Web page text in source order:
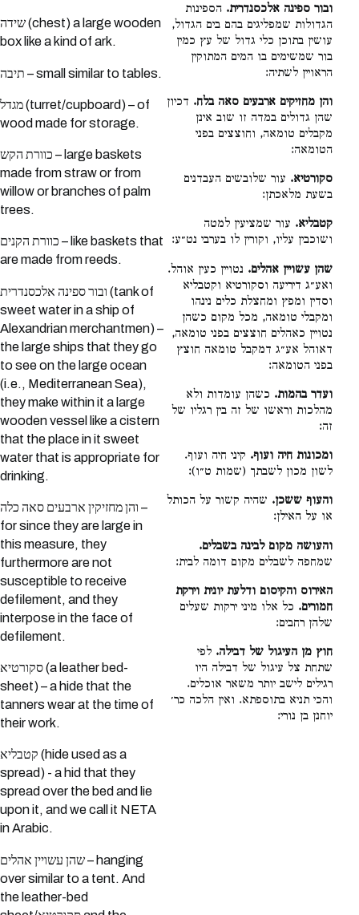
שידה (chest) a large wooden
box like a kind of ark.
תיבה – small similar to tables.
מגדל (turret/cupboard) – of
wood made for storage.
כוורת הקש – large baskets
made from straw or from
willow or branches of palm
trees.
כוורת הקנים – like baskets that
are made from reeds.
ובור ספינה אלכסנדרית (tank of
sweet water in a ship of
Alexandrian merchantmen) –
the large ships that they go
to see on the large ocean
(i.e., Mediterranean Sea),
they make within it a large
wooden vessel like a cistern
that the place in it sweet
water that is appropriate for
drinking.
והן מחזיקין ארבעים סאה כלה –
for since they are large in
this measure, they
furthermore are not
susceptible to receive
defilement, and they
interpose in the face of
defilement.
סקורטיא (a leather bed-
sheet) – a hide that the
tanners wear at the time of
their work.
קטבליא (hide used as a
spread) - a hid that they
spread over the bed and lie
upon it, and we call it NETA
in Arabic.
שהן עשויין אהלים – hanging
over similar to a tent. And
the leather-bed
ובור ספינה אלכסנדרית. הספינות
הגדולות שמפליגים בהם בים הגדול,
עושין בתוכן כלי גדול של עץ כמין
בור שמשימים בו המים המתוקין
הראויין לשתיה:
והן מחזיקים ארבעים סאה בלח. דכיון
שהן גדולים במדה זו שוב אינן
מקבלים טומאה, וחוצצים בפני
הטומאה:
סקורטיא. עור שלובשים העבדנים
בשעת מלאכתן:
קטבליא. עור שמציעין למטה
ושוכבין עליו, וקורין לו בערבי נט״ע:
שהן עשויין אהלים. נטויין כעין אוהל.
ואע״ג דיריעה וסקורטיא וקטבליא
וסדין ומפץ ומחצלת כלים נינהו
ומקבלי טומאה, מכל מקום כשהן
נטויין כאהלים חוצצים בפני טומאה,
דאוהל אע״ג דמקבל טומאה חוצץ
בפני הטומאה:
ועדר בהמות. כשהן עומדות ולא
מהלכות וראשו של זה בין רגליו של
זה:
ומכונות חיה ועוף. קיני חיה ועוף.
לשון מכון לשבתך (שמות ט״ו):
והעוף ששכן. שהיה קשור על הכותל
או על האילן:
והעושה מקום לבינה בשבלים.
שמחפה לשבלים מקום דומה לבית:
האירוס והקיסום ודלעת יונית וירקת
חמורים. כל אלו מיני ירקות שעלים
שלהן רחבים:
חוץ מן העיגול של דבילה. לפי
שתחת צל עיגול של דבילה היו
רגילים לישב יותר משאר אוכלים.
והכי תניא בתוספתא. ואין הלכה כר׳
יוחנן בן נורי: